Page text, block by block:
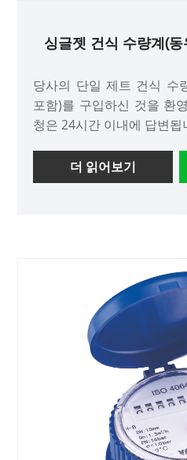
싱글젯 건식 수량계(
당사의 단일 제트 건식 수
포함)를 구입하신 것을 환
청은 24시간 이내에 답변됩
더 읽어보기